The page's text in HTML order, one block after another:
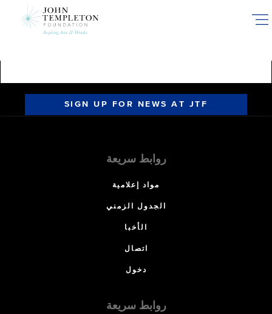
SIGN UP FOR NEWS AT JTF
روابط سريعة
مواد إعلامية
الجدول الزمني
الأخبا
اتصال
دخول
روابط سريعة